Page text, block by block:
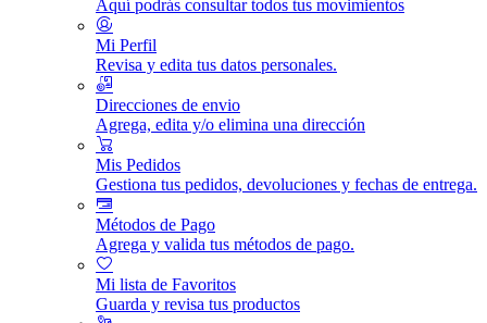
Aquí podrás consultar todos tus movimientos
Mi Perfil
Revisa y edita tus datos personales.
Direcciones de envio
Agrega, edita y/o elimina una dirección
Mis Pedidos
Gestiona tus pedidos, devoluciones y fechas de entrega.
Métodos de Pago
Agrega y valida tus métodos de pago.
Mi lista de Favoritos
Guarda y revisa tus productos